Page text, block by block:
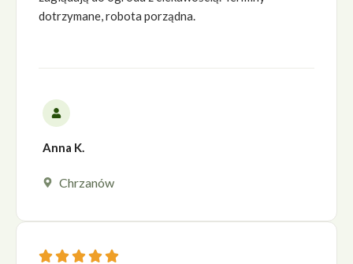
dotrzymane, robota porządna.
Anna K.
Chrzanów
